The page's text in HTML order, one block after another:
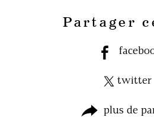
Partager
twitter
plus de